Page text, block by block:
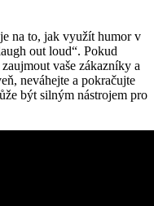
na to, jak využít humor v
out loud“. Pokud
vaše zákazníky a
neváhejte a pokračujte
být silným nástrojem pro